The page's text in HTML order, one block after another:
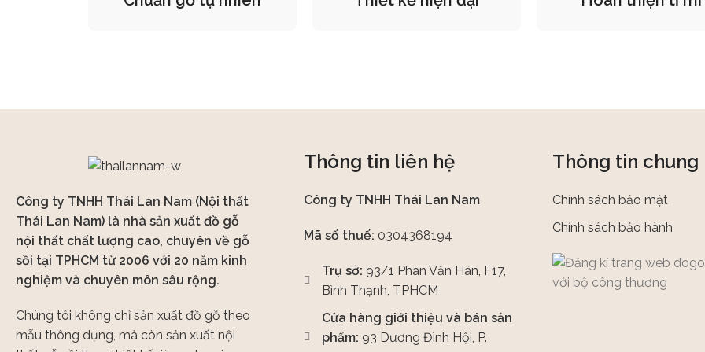
Công ty TNHH Thái Lan Nam (Nội thất
Thái Lan Nam) là nhà sản xuất đồ gỗ
nội thất chất lượng cao, chuyên về gỗ
sồi tại TPHCM từ 2006 với 20 năm kinh
nghiệm và chuyên môn sâu rộng.
Chúng tôi không chỉ sản xuất đồ gỗ theo
mẫu thông dụng, mà còn sản xuất nội
Thông tin liên hệ
Công ty TNHH Thái Lan Nam
Mã số thuế: 0304368194
Trụ sở: 93/1 Phan Văn Hân, F17,
Bình Thạnh, TPHCM
Cửa hàng giới thiệu và bán sản
phẩm: 93 Dương Đình Hội, P.
Thông tin chung
Chính sách bảo mật
Chính sách bảo hành